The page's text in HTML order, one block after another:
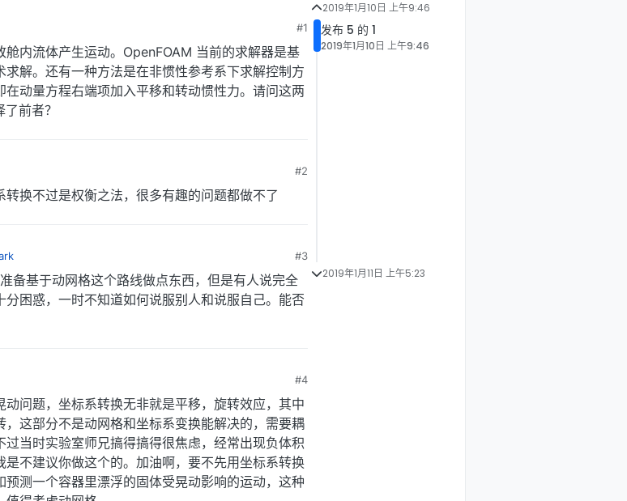
#1
内流体产生运动。OpenFOAM 当前的求解器是基
解。还有一种方法是在非惯性参考系下求解控制方
动量方程右端项加入平移和转动惯性力。请问这两
前者？
#2
换不过是权衡之法，很多有趣的问题都做不了
#3
备基于动网格这个路线做点东西，但是有人说完全
困惑，一时不知道如何说服别人和说服自己。能否
#4
问题，坐标系转换无非就是平移，旋转效应，其中
这部分不是动网格和坐标系变换能解决的，需要耦
当时实验室师兄搞得搞得很焦虑，经常出现负体积
不建议你做这个的。加油啊，要不先用坐标系转换
测一个容器里漂浮的固体受晃动影响的运动，这种
2019年1月10日 上午9:46
发布 5 的 1
2019年1月10日 上午9:46
2019年1月11日 上午5:23